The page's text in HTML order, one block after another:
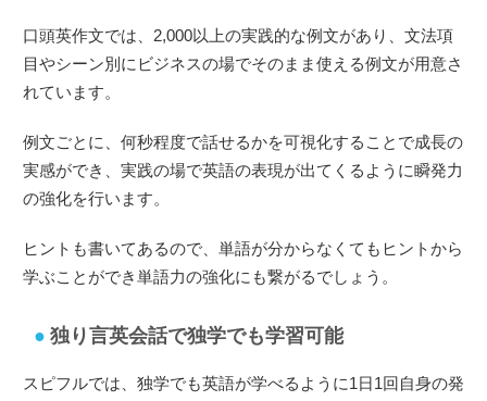
口頭英作文では、2,000以上の実践的な例文があり、文法項
目やシーン別にビジネスの場でそのまま使える例文が用意さ
れています。
例文ごとに、何秒程度で話せるかを可視化することで成長の
実感ができ、実践の場で英語の表現が出てくるように瞬発力
の強化を行います。
ヒントも書いてあるので、単語が分からなくてもヒントから
学ぶことができ単語力の強化にも繋がるでしょう。
独り言英会話で独学でも学習可能
スピフルでは、独学でも英語が学べるように1日1回自身の発